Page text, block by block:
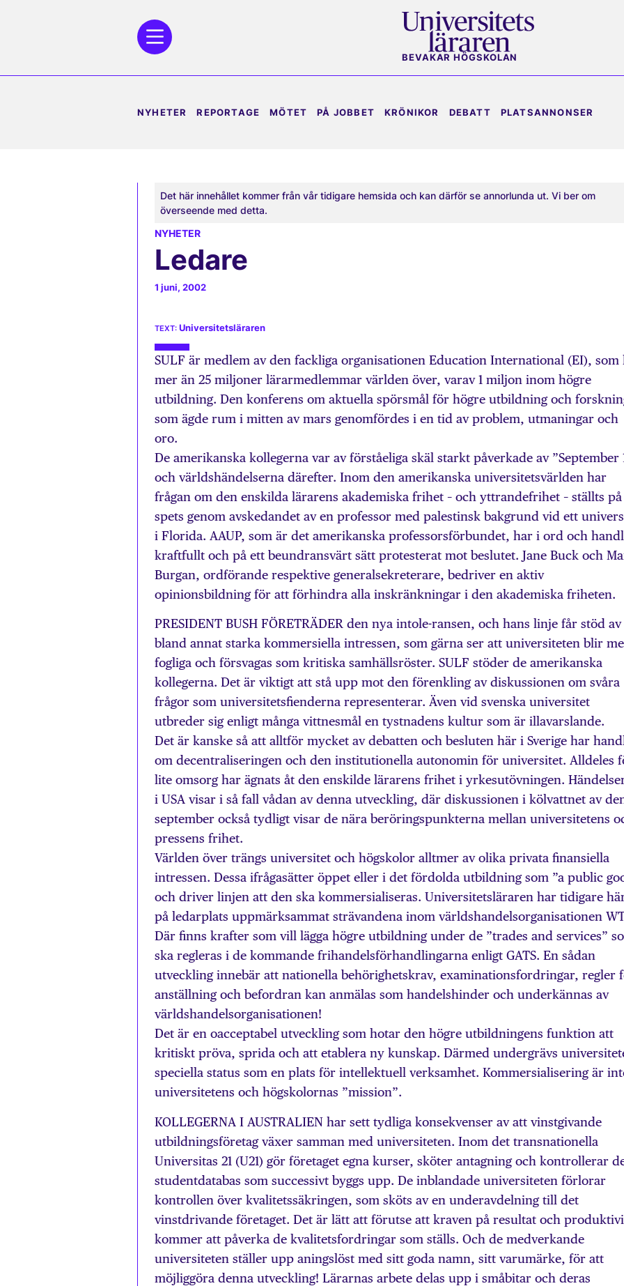
BEVAKAR HÖGSKOLAN
NYHETER REPORTAGE MÖTET PÅ JOBBET KRÖNIKOR DEBATT PLATSANNONSER
Det här innehållet kommer från vår tidigare hemsida och kan därför se annorlunda ut. Vi ber om
överseende med detta.
NYHETER
Ledare
1 juni, 2002
Universitetsläraren
SULF är medlem av den fackliga organisationen Education International (EI), som
mer än 25 miljoner lärarmedlemmar världen över, varav 1 miljon inom högre
utbildning. Den konferens om aktuella spörsmål för högre utbildning och
som ägde rum i mitten av mars genomfördes i en tid av problem, utmaningar och
oro.
De amerikanska kollegerna var av förståeliga skäl starkt påverkade av ”September
och världshändelserna därefter. Inom den amerikanska universitetsvärlden har
frågan om den enskilda lärarens akademiska frihet – och yttrandefrihet – ställts
spets genom avskedandet av en professor med palestinsk bakgrund vid ett
i Florida. AAUP, som är det amerikanska professorsförbundet, har i ord och
kraftfullt och på ett beundransvärt sätt protesterat mot beslutet. Jane Buck och
Burgan, ordförande respektive generalsekreterare, bedriver en aktiv
opinionsbildning för att förhindra alla inskränkningar i den akademiska friheten.
PRESIDENT BUSH FÖRETRÄDER den nya intole-ransen, och hans linje får stöd av
bland annat starka kommersiella intressen, som gärna ser att universiteten blir
fogliga och försvagas som kritiska samhällsröster. SULF stöder de amerikanska
kollegerna. Det är viktigt att stå upp mot den förenkling av diskussionen om svåra
frågor som universitetsfienderna representerar. Även vid svenska universitet
utbreder sig enligt många vittnesmål en tystnadens kultur som är illavarslande.
Det är kanske så att alltför mycket av debatten och besluten här i Sverige har
om decentraliseringen och den institutionella autonomin för universitet. Alldeles
lite omsorg har ägnats åt den enskilde lärarens frihet i yrkesutövningen.
i USA visar i så fall vådan av denna utveckling, där diskussionen i kölvattnet av den
september också tydligt visar de nära beröringspunkterna mellan universitetens
pressens frihet.
Världen över trängs universitet och högskolor alltmer av olika privata finansiella
intressen. Dessa ifrågasätter öppet eller i det fördolda utbildning som ”a public
och driver linjen att den ska kommersialiseras. Universitetsläraren har tidigare
på ledarplats uppmärksammat strävandena inom världshandelsorganisationen
Där finns krafter som vill lägga högre utbildning under de ”trades and services”
ska regleras i de kommande frihandelsförhandlingarna enligt GATS. En sådan
utveckling innebär att nationella behörighetskrav, examinationsfordringar, regler
anställning och befordran kan anmälas som handelshinder och underkännas av
världshandelsorganisationen!
Det är en oacceptabel utveckling som hotar den högre utbildningens funktion att
kritiskt pröva, sprida och att etablera ny kunskap. Därmed undergrävs
speciella status som en plats för intellektuell verksamhet. Kommersialisering är
universitetens och högskolornas ”mission”.
KOLLEGERNA I AUSTRALIEN har sett tydliga konsekvenser av att vinstgivande
utbildningsföretag växer samman med universiteten. Inom det transnationella
Universitas 21 (U21) gör företaget egna kurser, sköter antagning och kontrollerar
studentdatabas som successivt byggs upp. De inblandade universiteten förlorar
kontrollen över kvalitetssäkringen, som sköts av en underavdelning till det
vinstdrivande företaget. Det är lätt att förutse att kraven på resultat och
kommer att påverka de kvalitetsfordringar som ställs. Och de medverkande
universiteten ställer upp aningslöst med sitt goda namn, sitt varumärke, för att
möjliggöra denna utveckling! Lärarnas arbete delas upp i småbitar och deras